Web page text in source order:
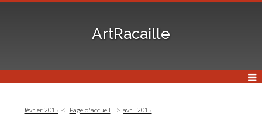
ArtRacaille
février 2015 Page d'accueil avril 2015